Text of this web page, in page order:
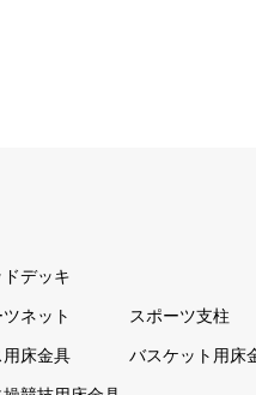
ドデッキ
ネット スポーツ支柱
用床金具 バスケット用床